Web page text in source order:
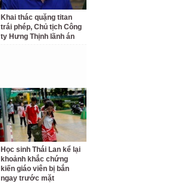
Khai thác quặng titan
trái phép, Chủ tịch Công
ty Hưng Thịnh lãnh án
Học sinh Thái Lan kể lại
khoảnh khắc chứng
kiến giáo viên bị bắn
ngay trước mặt